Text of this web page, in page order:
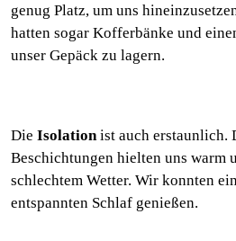
genug Platz, um uns
hatten sogar Kofferbänke und
unser Gepäck zu lagern.
Die Isolation ist auch erstaunlich.
Beschichtungen hielten uns warm
schlechtem Wetter. Wir konnten
entspannten Schlaf genießen.